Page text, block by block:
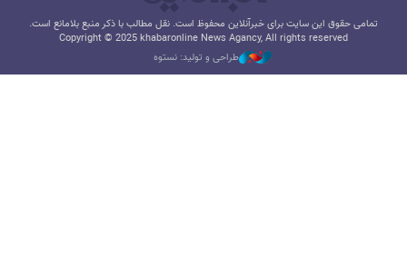
تمامی حقوق این سایت برای خبرآنلاین محفوظ است. نقل مطالب با ذکر منبع بلامانع است.
Copyright © 2025 khabaronline News Agancy, All rights reserved
طراحی و تولید: نستوه